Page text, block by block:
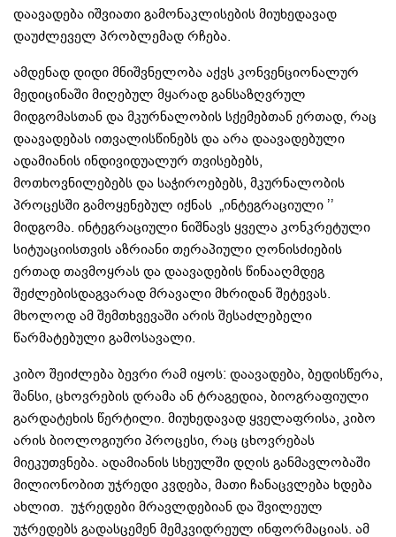
დაავადება იშვიათი გამონაკლისების მიუხედავად
დაუძლეველ პრობლემად რჩება.
ამდენად დიდი მნიშვნელობა აქვს კონვენციონალურ
მედიცინაში მიღებულ მყარად განსაზღვრულ
მიდგომასთან და მკურნალობის სქემებთან ერთად, რაც
დაავადებას ითვალისწინებს და არა დაავადებული
ადამიანის ინდივიდუალურ თვისებებს,
მოთხოვნილებებს და საჭიროებებს, მკურნალობის
პროცესში გამოყენებულ იქნას „ინტეგრაციული ’’
მიდგომა. ინტეგრაციული ნიშნავს ყველა კონკრეტული
სიტუაციისთვის აზრიანი თერაპიული ღონისძიების
ერთად თავმოყრას და დაავადების წინააღმდეგ
შეძლებისდაგვარად მრავალი მხრიდან შეტევას.
მხოლოდ ამ შემთხვევაში არის შესაძლებელი
წარმატებული გამოსავალი.
კიბო შეიძლება ბევრი რამ იყოს: დაავადება, ბედისწერა,
შანსი, ცხოვრების დრამა ან ტრაგედია, ბიოგრაფიული
გარდატეხის წერტილი. მიუხედავად ყველაფრისა, კიბო
არის ბიოლოგიური პროცესი, რაც ცხოვრებას
მიეკუთვნება. ადამიანის სხეულში დღის განმავლობაში
მილიონობით უჯრედი კვდება, მათი ჩანაცვლება ხდება
ახლით. უჯრედები მრავლდებიან და შვილეულ
უჯრედებს გადასცემენ მემკვიდრეულ ინფორმაციას. ამ